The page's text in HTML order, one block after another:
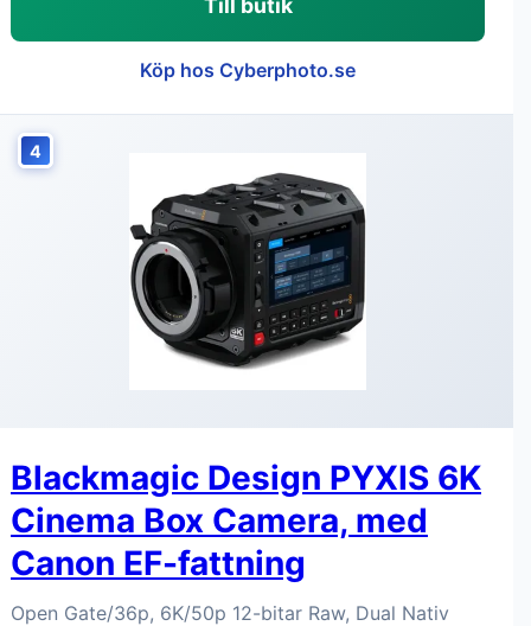
Till butik
Köp hos Cyberphoto.se
4
Blackmagic Design PYXIS 6K
Cinema Box Camera, med
Canon EF-fattning
Open Gate/36p, 6K/50p 12-bitar Raw, Dual Nativ